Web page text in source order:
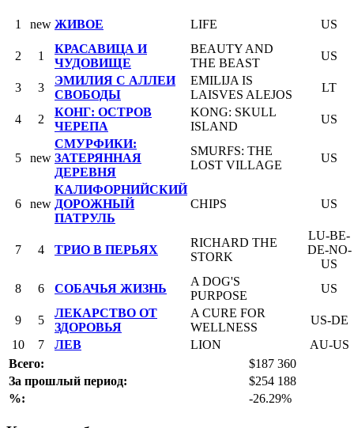
1 new ЖИВОЕ LIFE US
2 1
КРАСАВИЦА И
ЧУДОВИЩЕ
BEAUTY AND
THE BEAST
US
3 3
ЭМИЛИЯ С АЛЛЕИ
СВОБОДЫ
EMILIJA IS
LAISVES ALEJOS
LT
4 2
КОНГ: ОСТРОВ
ЧЕРЕПА
KONG: SKULL
ISLAND
US
5 new
СМУРФИКИ:
ЗАТЕРЯННАЯ
ДЕРЕВНЯ
SMURFS: THE
LOST VILLAGE
US
6 new
КАЛИФОРНИЙСКИЙ
ДОРОЖНЫЙ
ПАТРУЛЬ
CHIPS US
7 4 ТРИО В ПЕРЬЯХ
RICHARD THE
STORK
LU-BE-
DE-NO-
US
8
6 СОБАЧЬЯ ЖИЗНЬ
A DOG'S
PURPOSE
US
9 5
ЛЕКАРСТВО ОТ
ЗДОРОВЬЯ
A CURE FOR
WELLNESS
US-DE
10
7 ЛЕВ LION
AU-US
Всего:
$187 360
За прошлый период:
$254 188
%:
-26.29%